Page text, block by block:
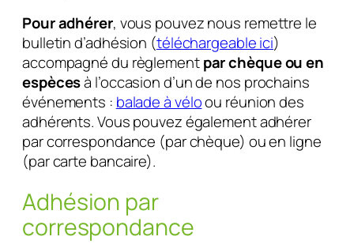
Pour adhérer, vous pouvez nous remettre le
bulletin d’adhésion (téléchargeable ici)
accompagné du règlementpar chèque ou en
espècesà l’occasion d’un de nos prochains
événements : balade à véloou réunion des
adhérents. Vous pouvez également adhérer
par correspondance (par chèque) ou en ligne
(par carte bancaire).
Adhésion par
correspondance